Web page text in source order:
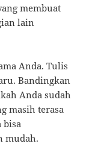
membuat
lain
Anda. Tulis
Bandingkan
Anda sudah
masih terasa
bisa
mudah.